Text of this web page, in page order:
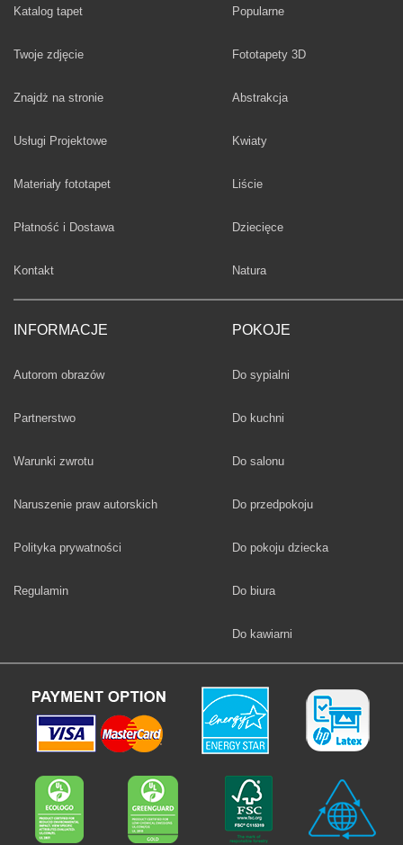
Katalog tapet
Twoje zdjęcie
Znajdż na stronie
Usługi Projektowe
Materiały fototapet
Płatność i Dostawa
Kontakt
INFORMACJE
Autorom obrazów
Partnerstwo
Warunki zwrotu
Naruszenie praw autorskich
Polityka prywatności
Regulamin
Fototapety
Popularne
Fototapety 3D
Fototapety
Abstrakcja
Fototapety
Kwiaty
Fototapety
Liście
Fototapety
Dziecięce
Fototapety
Natura
POKOJE
Fototapety
Do sypialni
Fototapety
Do kuchni
Fototapety
Do salonu
Fototapety
Do przedpokoju
Fototapety
Do pokoju dziecka
Fototapety
Do biura
Fototapety
Do kawiarni